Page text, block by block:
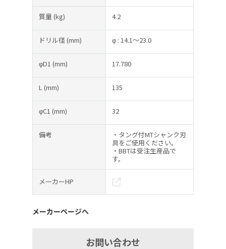
質量(kg) 4.2
ドリル径(mm) φ : 14.1～23.0
φD1 (mm) 17.780
L (mm) 135
φC1 (mm) 32
備考
・タング付MTシャンク刃
具をご使用ください。
・BBTは受注生産品で
す。
メーカーHP
メーカーページへ
お問い合わせ